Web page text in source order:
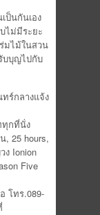
ป็นกันเอง
ไม่มีระยะ
มไม้ในสวน
บบุญไปกับ
ร์กลางแจ้ง
ทุกที่นั่ง
25 hours,
ง Ionion
Five
โทร.089-